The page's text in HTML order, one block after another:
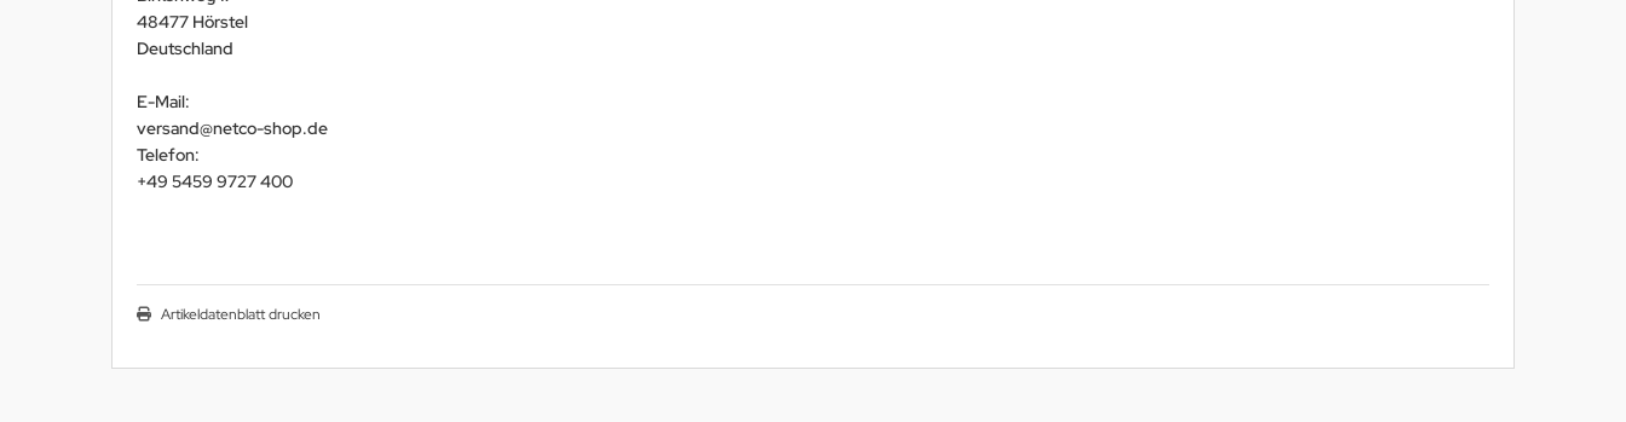
48477 Hörstel
Deutschland
E-Mail:
versand@netco-shop.de
Telefon:
+49 5459 9727 400
Artikeldatenblatt drucken